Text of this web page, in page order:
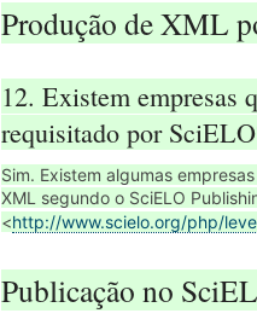
Produção de XML
12. Existem empresas
requisitado por
Sim. Existem algumas
XML segundo o SciELO
<http://www.scielo.org/php/
Publicação no